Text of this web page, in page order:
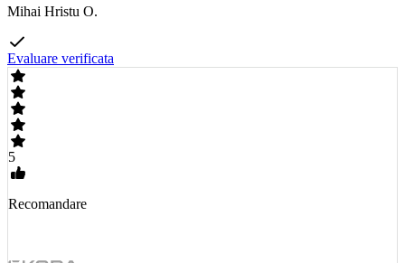
Mihai Hristu O.
Evaluare verificata
5
Recomandare